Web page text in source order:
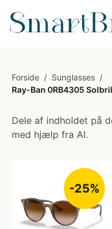
Forside / Sunglasses /
Ray-Ban 0RB4305
Dele af indholdet på
med hjælp fra AI.
-25%